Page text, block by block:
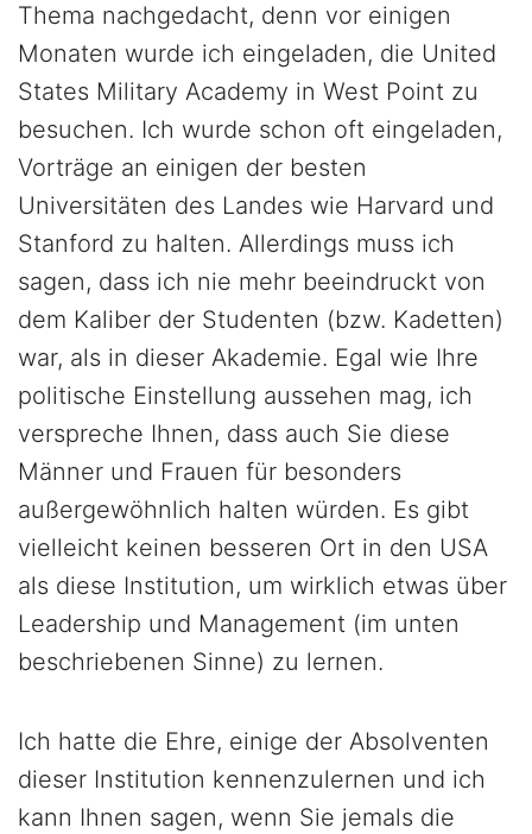
Thema nachgedacht, denn vor einigen
Monaten wurde ich eingeladen, die United
States Military Academy in West Point zu
besuchen. Ich wurde schon oft eingeladen,
Vorträge an einigen der besten
Universitäten des Landes wie Harvard und
Stanford zu halten. Allerdings muss ich
sagen, dass ich nie mehr beeindruckt von
dem Kaliber der Studenten (bzw. Kadetten)
war, als in dieser Akademie. Egal wie Ihre
politische Einstellung aussehen mag, ich
verspreche Ihnen, dass auch Sie diese
Männer und Frauen für besonders
außergewöhnlich halten würden. Es gibt
vielleicht keinen besseren Ort in den USA
als diese Institution, um wirklich etwas über
Leadership und Management (im unten
beschriebenen Sinne) zu lernen.
Ich hatte die Ehre, einige der Absolventen
dieser Institution kennenzulernen und ich
kann Ihnen sagen, wenn Sie jemals die